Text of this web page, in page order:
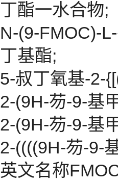
丁酯一水合物;
N-(9-FMOC)-
丁基酯;
5-叔丁氧基-2-
2-(9H-芴-9-基
2-(9H-芴-9-基
2-((((9H-芴-9-
英文名称